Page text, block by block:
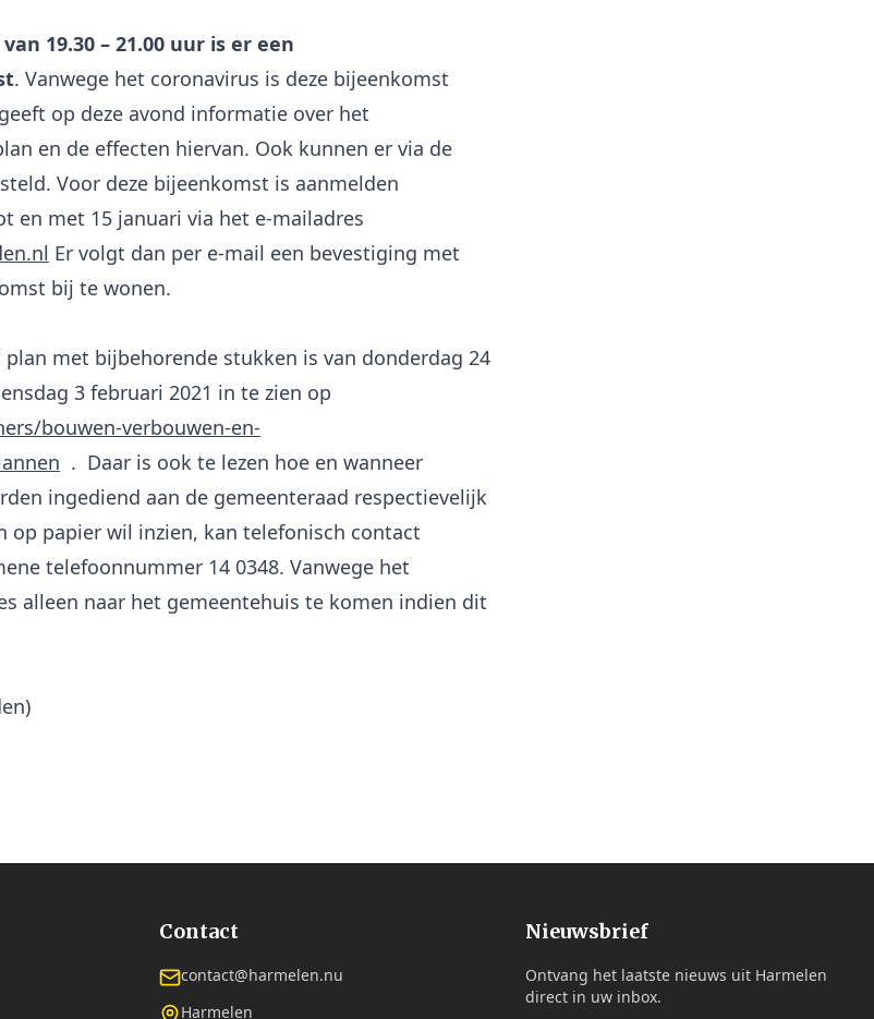
19.30 – 21.00 uur is er een
. Vanwege het coronavirus is deze bijeenkomst
op deze avond informatie over het
en de effecten hiervan. Ook kunnen er via de
Voor deze bijeenkomst is aanmelden
en met 15 januari via het e-mailadres
Er volgt dan per e-mail een bevestiging met
bij te wonen.
met bijbehorende stukken is van donderdag 24
3 februari 2021 in te zien op
bouwen-verbouwen-en-
. Daar is ook te lezen hoe en wanneer
ingediend aan de gemeenteraad respectievelijk
op papier wil inzien, kan telefonisch contact
telefoonnummer 14 0348. Vanwege het
alleen naar het gemeentehuis te komen indien dit
Contact
contact@harmelen.nu
Harmelen
Nieuwsbrief
Ontvang het laatste nieuws uit Harmelen
direct in uw inbox.